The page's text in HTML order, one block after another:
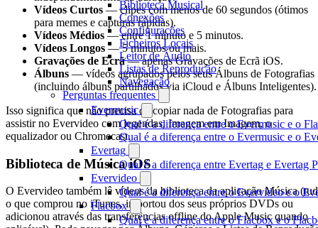
Biblioteca Musical
Conexões
Configurações
Ficheiros Locais
Leitor de Áudio
Listas de Reprodução
Navegação
Perguntas frequentes
Evermusic
Qual é a diferença entre o Evermusic e o
Qual é a diferença entre o Evermusic e o
Evertag
Qual é a diferença entre Evertag e Evertag
Evervideo
Qual é a diferença entre o Evervideo e o
Flacbox
Qual é a diferença entre o Flacbox e o
Vídeos Curtos — clipes com menos de 60 segundos (ótimos
para memes e capturas rápidas).
Vídeos Médios — entre 1 minuto e 5 minutos.
Vídeos Longos — 5 minutos ou mais.
Gravações de Ecrã— apenas Gravações de Ecrã iOS.
Álbuns — vídeos agrupados pelos seus Álbuns de Fotografias
(incluindo álbuns partilhados via iCloud e Álbuns Inteligentes).
Isso significa que não precisa de copiar nada de Fotografias para
assistir no Evervideo com legendas, Imagem em Imagem, o
equalizador ou Chromecast.
Biblioteca de Música iOS
O Evervideo também lê vídeos da biblioteca da aplicação Música
o que comprou no iTunes, importou dos seus próprios DVDs ou
adicionou através das transferências offline do Apple Music quando